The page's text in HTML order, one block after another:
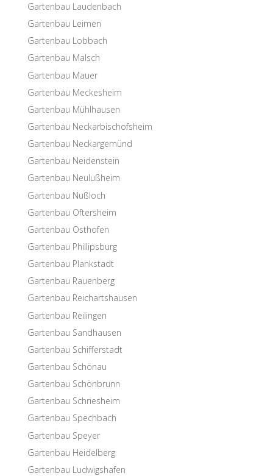
Garten­bau Laudenbach
Garten­bau Leimen
Garten­bau Lobbach
Garten­bau Malsch
Garten­bau Mauer
Garten­bau Meckesheim
Garten­bau Mühlhausen
Garten­bau Neckarbischofsheim
Garten­bau Neckargemünd
Garten­bau Neidenstein
Garten­bau Neulußheim
Garten­bau Nußloch
Garten­bau Oftersheim
Garten­bau Osthofen
Garten­bau Phillipsburg
Garten­bau Plankstadt
Garten­bau Rauenberg
Garten­bau Reichartshausen
Garten­bau Reilingen
Garten­bau Sandhausen
Garten­bau Schifferstadt
Garten­bau Schönau
Garten­bau Schönbrunn
Garten­bau Schriesheim
Garten­bau Spechbach
Garten­bau Speyer
Garten­bau Heidelberg
Garten­bau Ludwigshafen